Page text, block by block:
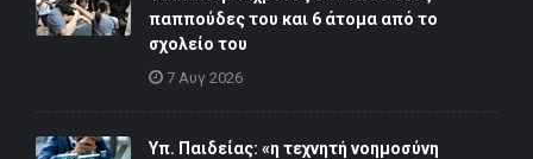
παππούδες του και 6 άτομα από το
σχολείο του
7 Αυγ 2026
Υπ. Παιδείας: «η τεχνητή νοημοσύνη